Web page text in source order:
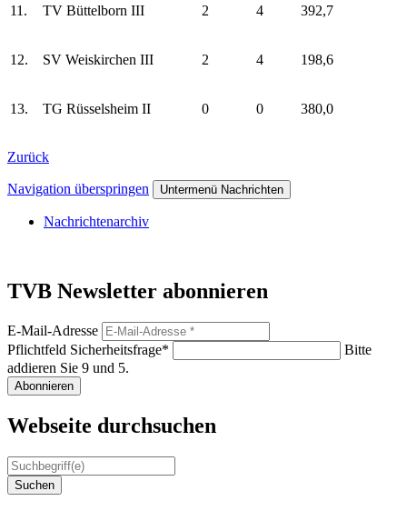
11. TV Büttelborn III 2 4 392,7
12. SV Weiskirchen III 2 4 198,6
13. TG Rüsselsheim II 0 0 380,0
Zurück
Navigation überspringen Untermenü Nachrichten
Nachrichtenarchiv
TVB Newsletter abonnieren
E-Mail-Adresse
Pflichtfeld Sicherheitsfrage*
Bitte
addieren Sie 9 und 5.
Abonnieren
Webseite durchsuchen
Suchen